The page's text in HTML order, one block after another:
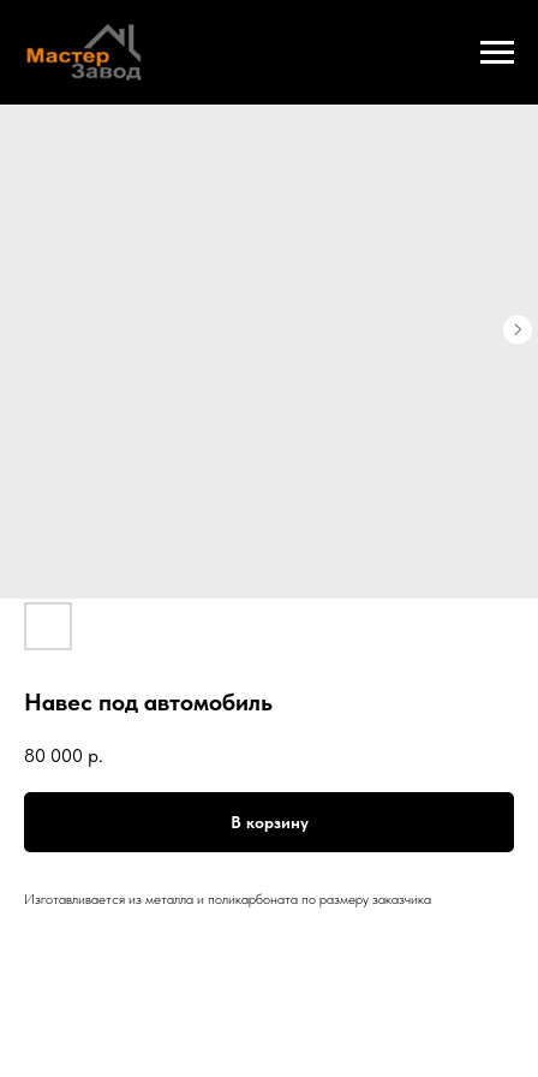
Навес под автомобиль
80 000 р.
В корзину
Изготавливается из металла и поликарбоната по размеру заказчика